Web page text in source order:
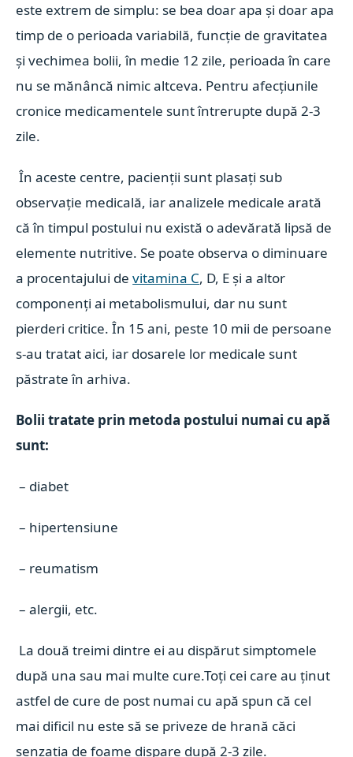
este extrem de simplu: se bea doar apa și doar apa
timp de o perioada variabilă, funcție de gravitatea
și vechimea bolii, în medie 12 zile, perioada în care
nu se mănâncă nimic altceva. Pentru afecțiunile
cronice medicamentele sunt întrerupte după 2-3
zile.
În aceste centre, pacienții sunt plasați sub
observație medicală, iar analizele medicale arată
că în timpul postului nu există o adevărată lipsă de
elemente nutritive. Se poate observa o diminuare
a procentajului devitamina C, D, E și a altor
componenți ai metabolismului, dar nu sunt
pierderi critice. În 15 ani, peste 10 mii de persoane
s-au tratat aici, iar dosarele lor medicale sunt
păstrate în arhiva.
Bolii tratate prin metoda postului numai cu apă
sunt:
– diabet
– hipertensiune
– reumatism
– alergii, etc.
La două treimi dintre ei au dispărut simptomele
după una sau mai multe cure.Toți cei care au ținut
astfel de cure de post numai cu apă spun că cel
mai dificil nu este să se priveze de hrană căci
senzația de foame dispare după 2-3 zile.